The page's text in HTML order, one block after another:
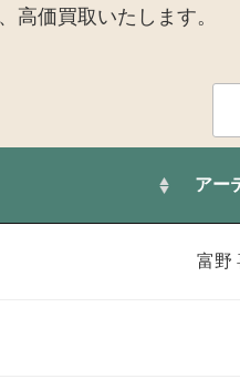
高価買取いたします。
アー
富野